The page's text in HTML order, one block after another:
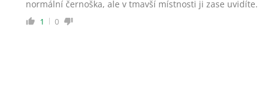
normální černoška, ale v tmavší místnosti ji zase uvidíte.
1 0